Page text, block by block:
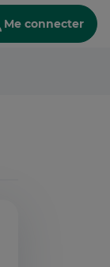
Me connecter